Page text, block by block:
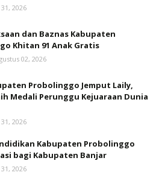
2026
dan Baznas Kabupaten
Khitan 91 Anak Gratis
02, 2026
Probolinggo Jemput Laily,
Medali Perunggu Kejuaraan Dunia
2026
Kabupaten Probolinggo
bagi Kabupaten Banjar
2026